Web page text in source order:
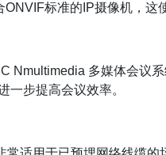
标准的IP摄像机，
Nmultimedia 多媒体会议
一步提高会议效率。